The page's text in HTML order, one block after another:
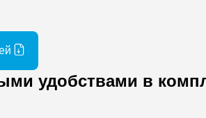
удобствами в